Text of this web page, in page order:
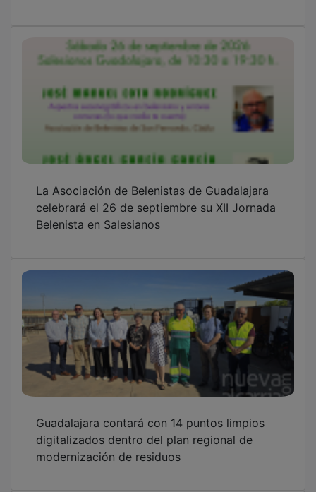
La Asociación de Belenistas de Guadalajara
celebrará el 26 de septiembre su XII Jornada
Belenista en Salesianos
Guadalajara contará con 14 puntos limpios
digitalizados dentro del plan regional de
modernización de residuos